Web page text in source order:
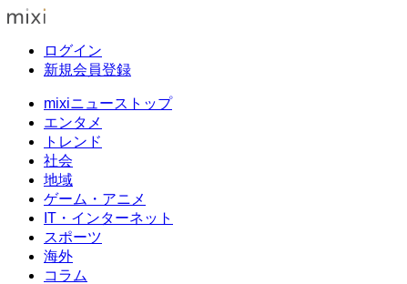
ログイン
新規会員登録
mixiニューストップ
エンタメ
トレンド
社会
地域
ゲーム・アニメ
IT・インターネット
スポーツ
海外
コラム